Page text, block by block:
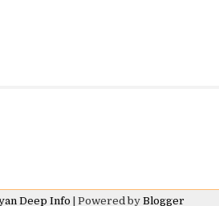
Deep Info | Powered by Blogger